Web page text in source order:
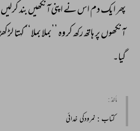
پھر ایک دم اس نے اپنی آنکھیں بند
آنکھوں پر ہاتھ رکھ کر وہ ’’بملا بملا‘‘ کہتا
گیا۔
مأخذ :
کتاب : نمرودکی خدائی